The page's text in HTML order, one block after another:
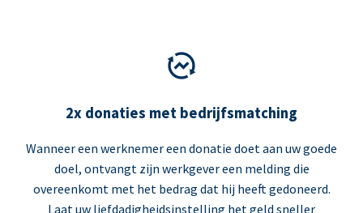
2x donaties met bedrijfsmatching
Wanneer een werknemer een donatie doet aan uw goede
doel, ontvangt zijn werkgever een melding die
overeenkomt met het bedrag dat hij heeft gedoneerd.
Laat uw liefdadigheidsinstelling het geld sneller